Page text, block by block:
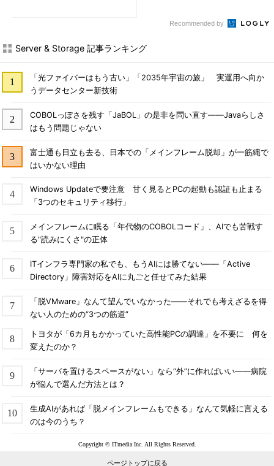
Recommended by
Server & Storage 記事ランキング
「光ファイバーはもう古い」「2035年宇宙の旅」 実運用へ向か
うデータセンター新技術
COBOLっぽさを残す「JaBOL」の是非を問い直す――Javaらしさ
はもう問題じゃない
富士通も日立も去る、日本での「メインフレーム脱却」が一筋縄で
はいかない理由
Windows Updateで要注意 甘く見るとPCの起動も認証も止まる
「3つのセキュリティ移行」
メインフレームに眠る「年代物のCOBOLコード」、AIでも苦戦す
る"読みにくさ"の正体
ITインフラ専門家の私でも、もうAIには勝てない――「Active
Directory」障害対応をAIに丸ごと任せてみた結果
「脱VMware」なんて望んでいなかった――それでも考えざるを得
ない人のための“3つの筋道”
トヨタが「6カ月もかかっていた高性能PCの調達」を不要に 何を
変えたのか？
「サーバを置けるスペースがない」なら“外”に作ればいい――病院
が悩んで選んだ方法とは？
生成AIがあれば「脱メインフレームもできる」なんて気軽に言える
のは今のうち？
Copyright © ITmedia Inc. All Rights Reserved.
ページトップに戻る